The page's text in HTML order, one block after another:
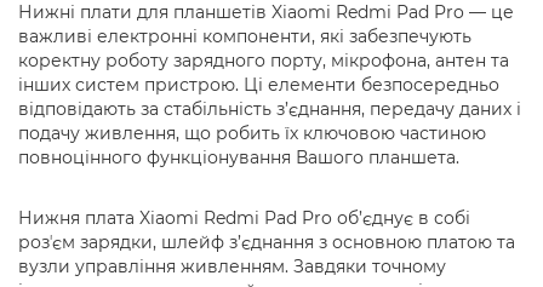
Нижні плати для планшетів Xiaomi Redmi Pad Pro — це
важливі електронні компоненти, які забезпечують
коректну роботу зарядного порту, мікрофона, антен та
інших систем пристрою. Ці елементи безпосередньо
відповідають за стабільність з’єднання, передачу даних і
подачу живлення, що робить їх ключовою частиною
повноцінного функціонування Вашого планшета.
Нижня плата Xiaomi Redmi Pad Pro об’єднує в собі
розʼєм зарядки, шлейф з’єднання з основною платою та
вузли управління живленням. Завдяки точному